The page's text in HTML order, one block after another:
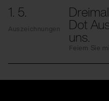
1. 5.
Auszeichnungen Dot
uns.
Feiern Sie